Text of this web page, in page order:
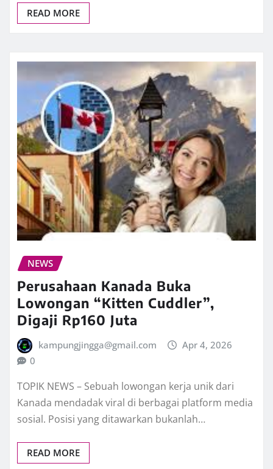
READ MORE
NEWS
Perusahaan Kanada Buka
Lowongan “Kitten Cuddler”,
Digaji Rp160 Juta
kampungjingga@gmail.com
Apr 4, 2026
0
TOPIK NEWS – Sebuah lowongan kerja unik dari
Kanada mendadak viral di berbagai platform media
sosial. Posisi yang ditawarkan bukanlah…
READ MORE